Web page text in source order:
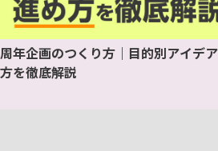
周年企画のつくり方｜目的別アイデ
方を徹底解説